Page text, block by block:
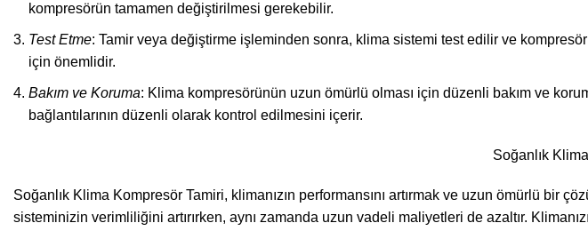
kompresörün tamamen değiştirilmesi gerekebilir.
Test Etme: Tamir veya değiştirme işleminden sonra, klima sistemi test edilir ve
için önemlidir.
Bakım ve Koruma: Klima kompresörünün uzun ömürlü olması için düzenli bakım ve
bağlantılarının düzenli olarak kontrol edilmesini içerir.
Soğanlık
Soğanlık Klima Kompresör Tamiri, klimanızın performansını artırmak ve uzun ömürlü bir
sisteminizin verimliliğini artırırken, aynı zamanda uzun vadeli maliyetleri de azaltır.